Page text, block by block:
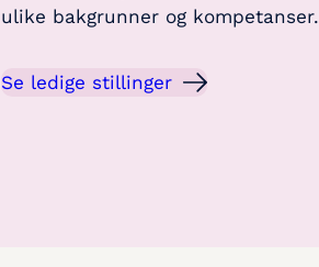
ulike bakgrunner og kompetanser.
Se ledige stillinger